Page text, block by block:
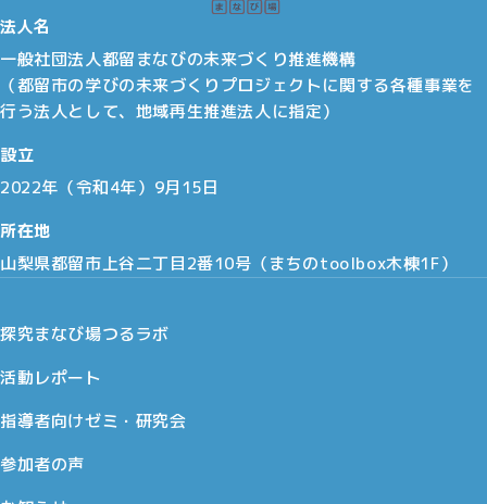
法人名
一般社団法人都留まなびの未来づくり推進機構
（都留市の学びの未来づくりプロジェクトに関する各種事業を
行う法人として、地域再生推進法人に指定）
設立
2022年（令和4年）9月15日
所在地
山梨県都留市上谷二丁目2番10号（まちのtoolbox木棟1F）
探究まなび場つるラボ
活動レポート
指導者向けゼミ・研究会
参加者の声